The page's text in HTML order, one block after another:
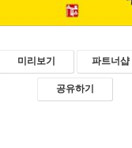
미리보기 파트너샵
공유하기